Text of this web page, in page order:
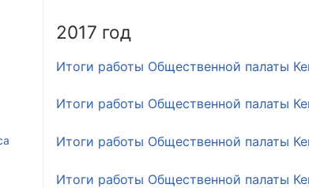
2017 год
Итоги работы Общественной палаты
Итоги работы Общественной палаты
Итоги работы Общественной палаты
Итоги работы Общественной палаты